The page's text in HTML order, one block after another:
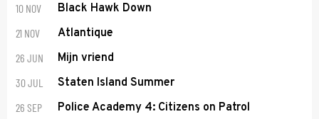
10 NOV Black Hawk Down
21 NOV Atlantique
26 JUN Mijn vriend
30 JUL Staten Island Summer
26 SEP Police Academy 4: Citizens on Patrol